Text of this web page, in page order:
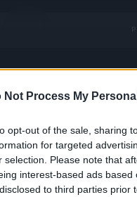
Not Process My
opt-out of the sale, sharing
for targeted
selection. Please note that
interest-based ads
to third parties
AIè diventata
produzione. Al